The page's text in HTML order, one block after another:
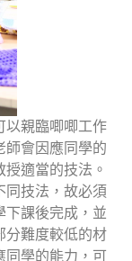
以親臨唧唧工作
師會因應同學的
適當的技法。
同技法，故必須
下課後完成，並
分難度較低的材
同學的能力，可